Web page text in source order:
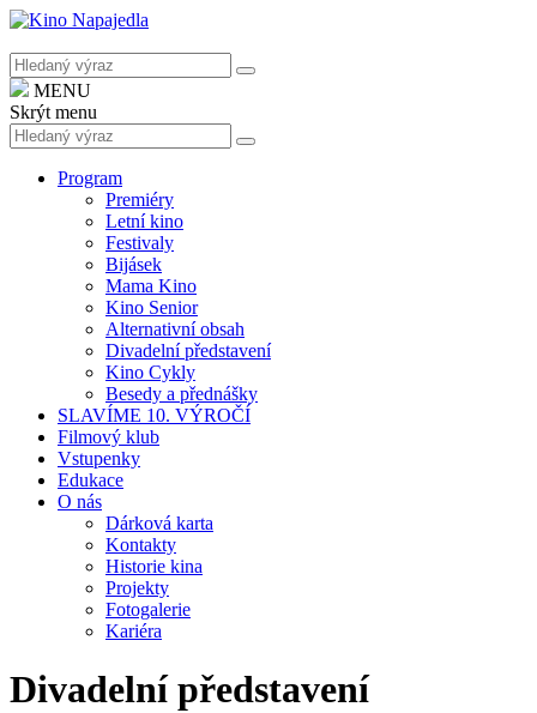
MENU
Skrýt menu
Program
Premiéry
Letní kino
Festivaly
Bijásek
Mama Kino
Kino Senior
Alternativní obsah
Divadelní představení
Kino Cykly
Besedy a přednášky
SLAVÍME 10. VÝROČÍ
Filmový klub
Vstupenky
Edukace
O nás
Dárková karta
Kontakty
Historie kina
Projekty
Fotogalerie
Kariéra
Divadelní představení